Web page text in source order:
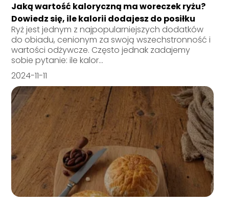
Jaką wartość kaloryczną ma woreczek ryżu?
Dowiedz się, ile kalorii dodajesz do posiłku
Ryż jest jednym z najpopularniejszych dodatków
do obiadu, cenionym za swoją wszechstronność i
wartości odżywcze. Często jednak zadajemy
sobie pytanie: ile kalor...
2024-11-11